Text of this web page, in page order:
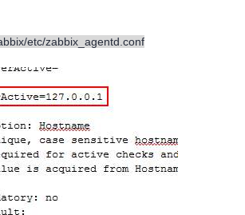
etc/zabbix_agentd.conf